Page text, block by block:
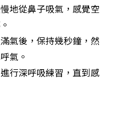
地從鼻子吸氣，感覺空
滿氣後，保持幾秒鐘，然
氣。
進行深呼吸練習，直到感